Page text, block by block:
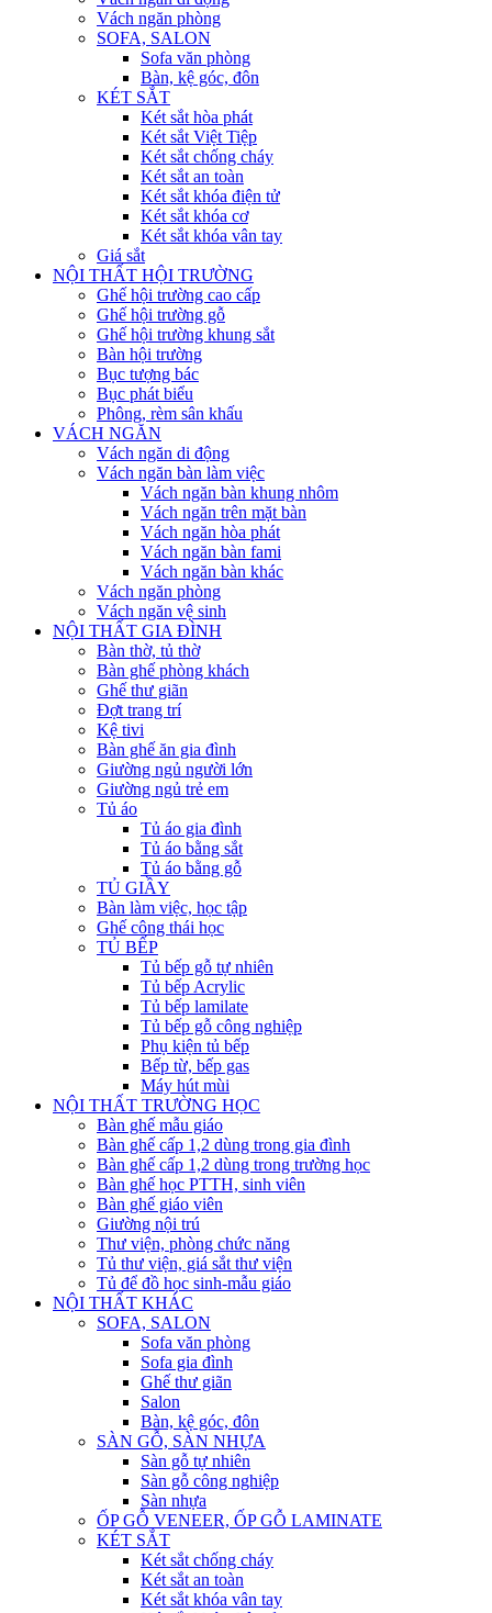
Vách ngăn phòng
SOFA, SALON
Sofa văn phòng
Bàn, kệ góc, đôn
KÉT SẮT
Két sắt hòa phát
Két sắt Việt Tiệp
Két sắt chống cháy
Két sắt an toàn
Két sắt khóa điện tử
Két sắt khóa cơ
Két sắt khóa vân tay
Giá sắt
NỘI THẤT HỘI TRƯỜNG
Ghế hội trường cao cấp
Ghế hội trường gỗ
Ghế hội trường khung sắt
Bàn hội trường
Bục tượng bác
Bục phát biểu
Phông, rèm sân khấu
VÁCH NGĂN
Vách ngăn di động
Vách ngăn bàn làm việc
Vách ngăn bàn khung nhôm
Vách ngăn trên mặt bàn
Vách ngăn hòa phát
Vách ngăn bàn fami
Vách ngăn bàn khác
Vách ngăn phòng
Vách ngăn vệ sinh
NỘI THẤT GIA ĐÌNH
Bàn thờ, tủ thờ
Bàn ghế phòng khách
Ghế thư giãn
Đợt trang trí
Kệ tivi
Bàn ghế ăn gia đình
Giường ngủ người lớn
Giường ngủ trẻ em
Tủ áo
Tủ áo gia đình
Tủ áo bằng sắt
Tủ áo bằng gỗ
TỦ GIẦY
Bàn làm việc, học tập
Ghế công thái học
TỦ BẾP
Tủ bếp gỗ tự nhiên
Tủ bếp Acrylic
Tủ bếp lamilate
Tủ bếp gỗ công nghiệp
Phụ kiện tủ bếp
Bếp từ, bếp gas
Máy hút mùi
NỘI THẤT TRƯỜNG HỌC
Bàn ghế mẫu giáo
Bàn ghế cấp 1,2 dùng trong gia đình
Bàn ghế cấp 1,2 dùng trong trường học
Bàn ghế học PTTH, sinh viên
Bàn ghế giáo viên
Giường nội trú
Thư viện, phòng chức năng
Tủ thư viện, giá sắt thư viện
Tủ để đồ học sinh-mẫu giáo
NỘI THẤT KHÁC
SOFA, SALON
Sofa văn phòng
Sofa gia đình
Ghế thư giãn
Salon
Bàn, kệ góc, đôn
SÀN GỖ, SÀN NHỰA
Sàn gỗ tự nhiên
Sàn gỗ công nghiệp
Sàn nhựa
ỐP GỖ VENEER, ỐP GỖ LAMINATE
KÉT SẮT
Két sắt chống cháy
Két sắt an toàn
Két sắt khóa vân tay